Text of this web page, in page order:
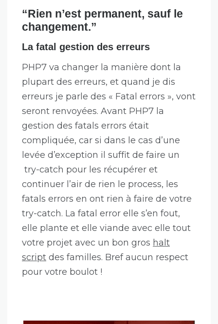
“Rien n’est permanent, sauf le
changement.”
La fatal gestion des erreurs
PHP7 va changer la manière dont la
plupart des erreurs, et quand je dis
erreurs je parle des « Fatal errors », vont
seront renvoyées. Avant PHP7 la
gestion des fatals errors était
compliquée, car si dans le cas d’une
levée d’exception il suffit de faire un
try-catch pour les récupérer et
continuer l’air de rien le process, les
fatals errors en ont rien à faire de votre
try-catch. La fatal error elle s’en fout,
elle plante et elle viande avec elle tout
votre projet avec un bon gros halt
script des familles. Bref aucun respect
pour votre boulot !